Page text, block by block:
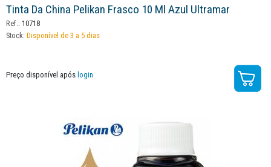
Tinta Da China Pelikan Frasco 10 Ml Azul Ultramar
Ref.: 10718
Stock: Disponível de 3 a 5 dias
Preço disponível após login